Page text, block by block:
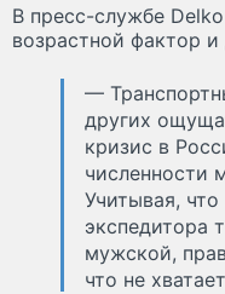
В пресс-службе
возрастной фактор
—
других
кризис в
численности
Учитывая,
экспедитора
мужской,
что не